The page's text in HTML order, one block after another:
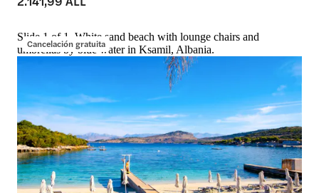
Cancelación gratuita
Slide 1 of 1, White sand beach with lounge chairs and
umbrellas by blue water in Ksamil, Albania.